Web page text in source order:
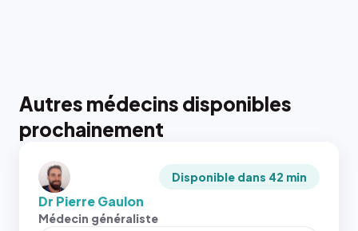
Autres médecins disponibles
prochainement
Disponible dans 42 min
Dr Pierre Gaulon
Médecin généraliste